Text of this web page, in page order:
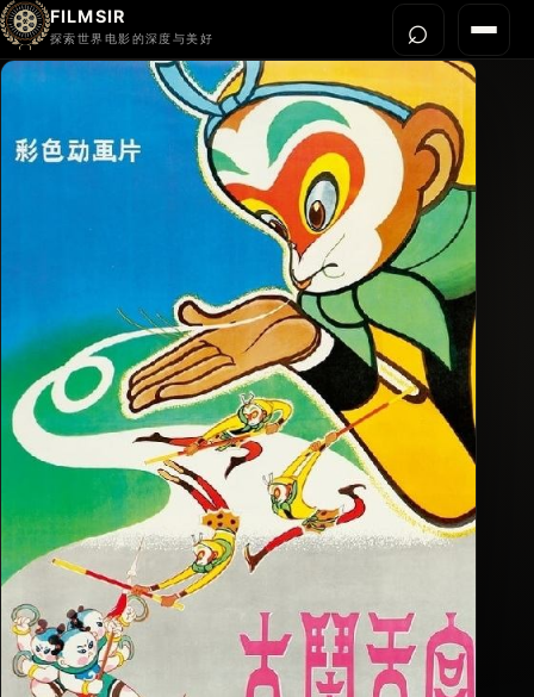
FILMSIR
探索世界电影的深度与美好 菜单
今晚看什么
关于我们
⌕打开